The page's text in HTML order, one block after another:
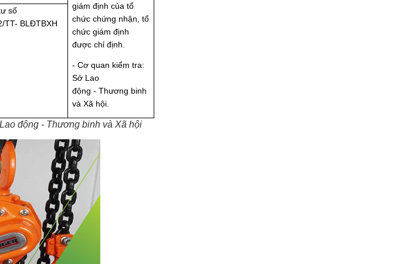
giám định của tổ
chức chứng nhận, tổ
chức giám định
được chỉ định.
- Cơ quan kiểm tra:
Sở Lao
động- Thương binh
và Xã hội.
số
TT- BLĐTBXH
động - Thương binh và Xã hội